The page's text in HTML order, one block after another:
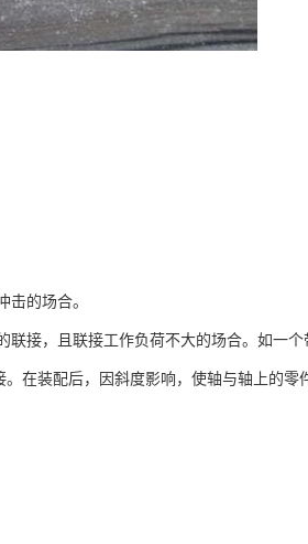
的场合。
联接，且联接工作负荷不大的场合。如一个
在装配后，因斜度影响，使轴与轴上的零